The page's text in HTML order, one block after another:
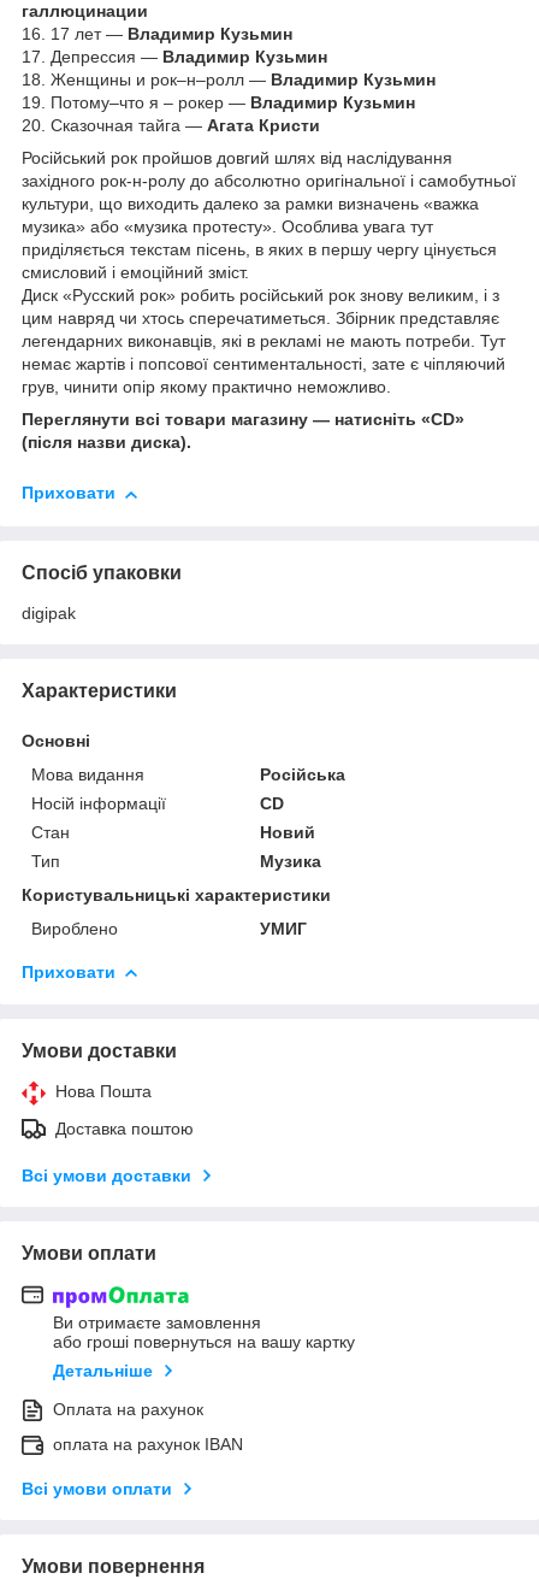
галлюцинации
16. 17 лет — Владимир Кузьмин
17. Депрессия — Владимир Кузьмин
18. Женщины и рок–н–ролл — Владимир Кузьмин
19. Потому–что я – рокер — Владимир Кузьмин
20. Сказочная тайга — Агата Кристи
Російський рок пройшов довгий шлях від наслідування
західного рок-н-ролу до абсолютно оригінальної і самобутньої
культури, що виходить далеко за рамки визначень «важка
музика» або «музика протесту». Особлива увага тут
приділяється текстам пісень, в яких в першу чергу цінується
смисловий і емоційний зміст.
Диск «Русский рок» робить російський рок знову великим, і з
цим навряд чи хтось сперечатиметься. Збірник представляє
легендарних виконавців, які в рекламі не мають потреби. Тут
немає жартів і попсової сентиментальності, зате є чіпляючий
грув, чинити опір якому практично неможливо.
Переглянути всі товари магазину — натисніть «CD»
(після назви диска).
Приховати
Спосіб упаковки
digipak
Характеристики
Основні
Мова видання
Російська
Носій інформації
CD
Стан
Новий
Тип
Музика
Користувальницькі характеристики
Вироблено
УМИГ
Приховати
Умови доставки
Нова Пошта
Доставка поштою
Всі умови доставки
Умови оплати
Ви отримаєте замовлення
або гроші повернуться на вашу картку
Детальніше
Оплата на рахунок
оплата на рахунок IBAN
Всі умови оплати
Умови повернення